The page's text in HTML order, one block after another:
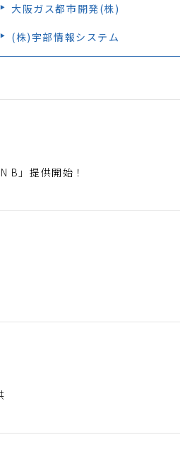
大阪ガス都市開発(株)
(株)宇部情報システム
B」提供開始！